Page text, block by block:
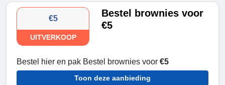
€5
UITVERKOOP
Bestel brownies voor
€5
Bestel hier en pak Bestel brownies voor €5
Toon deze aanbieding